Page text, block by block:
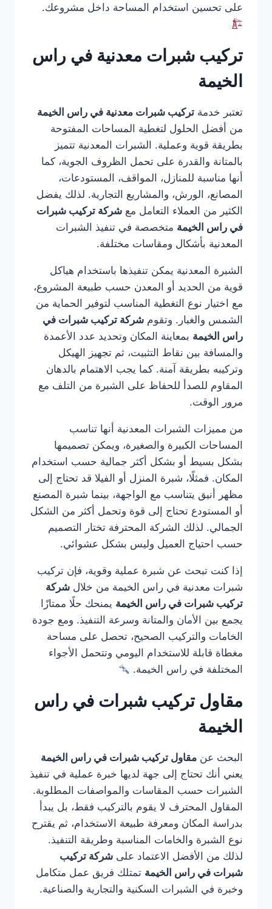
على تحسين استخدام المساحة داخل مشروعك.
تركيب شبرات معدنية في راس
الخيمة
تعتبر خدمة تركيب شبرات معدنية في راس الخيمة
من أفضل الحلول لتغطية المساحات المفتوحة
بطريقة قوية وعملية. الشبرات المعدنية تتميز
بالمتانة والقدرة على تحمل الظروف الجوية، كما
أنها مناسبة للمنازل، المواقف، المستودعات،
المصانع، الورش، والمشاريع التجارية. لذلك يفضل
الكثير من العملاء التعامل مع شركة تركيب شبرات
في راس الخيمة متخصصة في تنفيذ الشبرات
المعدنية بأشكال ومقاسات مختلفة.
الشبرة المعدنية يمكن تنفيذها باستخدام هياكل
قوية من الحديد أو المعدن حسب طبيعة المشروع،
مع اختيار نوع التغطية المناسب لتوفير الحماية من
الشمس والغبار. وتقوم شركة تركيب شبرات في
راس الخيمة بمعاينة المكان وتحديد عدد الأعمدة
والمسافة بين نقاط التثبيت، ثم تجهيز الهيكل
وتركيبه بطريقة آمنة. كما يجب الاهتمام بالدهان
المقاوم للصدأ للحفاظ على الشبرة من التلف مع
مرور الوقت.
من مميزات الشبرات المعدنية أنها تناسب
المساحات الكبيرة والصغيرة، ويمكن تصميمها
بشكل بسيط أو بشكل أكثر جمالية حسب استخدام
المكان. فمثلًا، شبرة المنزل أو الفيلا قد تحتاج إلى
مظهر أنيق يتناسب مع الواجهة، بينما شبرة المصنع
أو المستودع تحتاج إلى قوة وتحمل أكثر من الشكل
الجمالي. لذلك الشركة المحترفة تختار التصميم
حسب احتياج العميل وليس بشكل عشوائي.
إذا كنت تبحث عن شبرة عملية وقوية، فإن تركيب
شبرات معدنية في راس الخيمة من خلال شركة
تركيب شبرات في راس الخيمة يمنحك حلًا ممتازًا
يجمع بين الأمان والمتانة وسرعة التنفيذ. ومع جودة
الخامات والتركيب الصحيح، تحصل على مساحة
مغطاة قابلة للاستخدام اليومي وتتحمل الأجواء
المختلفة في راس الخيمة.
مقاول تركيب شبرات في راس
الخيمة
البحث عن مقاول تركيب شبرات في راس الخيمة
يعني أنك تحتاج إلى جهة لديها خبرة عملية في تنفيذ
الشبرات حسب المقاسات والمواصفات المطلوبة.
المقاول المحترف لا يقوم بالتركيب فقط، بل يبدأ
بدراسة المكان ومعرفة طبيعة الاستخدام، ثم يقترح
نوع الشبرة والخامات المناسبة وطريقة التنفيذ.
لذلك من الأفضل الاعتماد على شركة تركيب
شبرات في راس الخيمة تمتلك فريق عمل متكامل
وخبرة في الشبرات السكنية والتجارية والصناعية.